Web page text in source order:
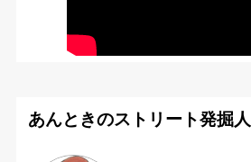
あんときのストリート発掘人